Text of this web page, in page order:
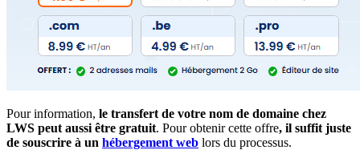
Pour information, le transfert de votre nom de domaine chez
LWS peut aussi être gratuit. Pour obtenir cette offre, il suffit juste
de souscrire à un hébergement web lors du processus.